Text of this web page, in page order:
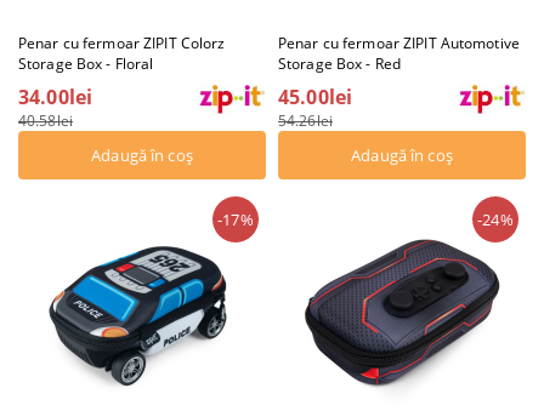
Penar cu fermoar ZIPIT Colorz
Storage Box - Floral
34.00lei
40.58lei
Penar cu fermoar ZIPIT Automotive
Storage Box - Red
45.00lei
54.26lei
-17% -24%